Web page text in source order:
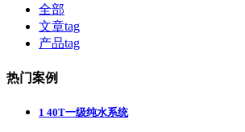
全部
文章tag
产品tag
热门案例
1 40T一级纯水系统